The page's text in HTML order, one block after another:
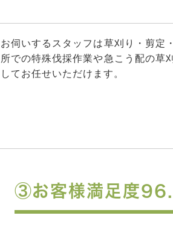
お伺いするスタッフは草刈り・剪定
所での特殊伐採作業や急こう配の草
してお任せいただけます。
③お客様満足度